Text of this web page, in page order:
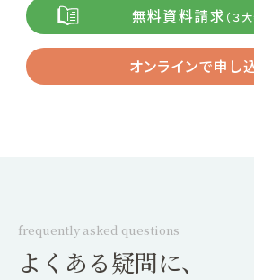
無料資料請求 （３
オンラインで申し
frequently asked questions
よくある疑問に、